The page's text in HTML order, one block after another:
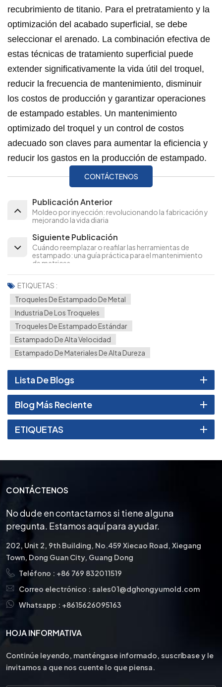
recubrimiento de titanio. Para el pretratamiento y la
optimización del acabado superficial, se debe
seleccionar el arenado. La combinación efectiva de
estas técnicas de tratamiento superficial puede
extender significativamente la vida útil del troquel,
reducir la frecuencia de mantenimiento, disminuir
los costos de producción y garantizar operaciones
de estampado estables. Un mantenimiento
optimizado del troquel y un control de costos
adecuado son claves para aumentar la eficiencia y
reducir los gastos en la producción de estampado.
CONTÁCTENOS
Publicación Anterior
Moldeo por inyección: revolucionando la fabricación y
mejorando la vida diaria
Siguiente Publicación
Cuándo reemplazar o reafilar las herramientas de
estampado: una guía práctica para el mantenimiento
de matrices.
ETIQUETAS :
Troqueles De Estampado De Metal
Industria De Los Troqueles
Troqueles De Estampado Estándar
Estampado De Alta Velocidad
Estampado De Materiales De Alta Dureza
Lista De Blogs
Blog Más Reciente
ETIQUETAS
CONTÁCTENOS
No dude en contactarnos si tiene alguna
pregunta. Estamos aquí para ayudar.
202, Unit 2, 9th Building, No.459 Xiecao Road, Xiegang
Town, Dong Guan City, Guang Dong
Teléfono : +86 769 832011519
Correo electrónico : sales01@dghongyumold.com
Whatsapp : +8615626095163
HOJA INFORMATIVA
Continúe leyendo, manténgase informado, suscríbase y le
invitamos a que nos cuente lo que piensa.